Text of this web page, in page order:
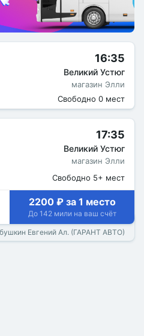
16:35
Великий Устюг
магазин Элли
Свободно 0 мест
17:35
Великий Устюг
магазин Элли
Свободно 5+ мест
2200 ₽ за 1 место
До 142 мили на ваш счёт
Евгений Ал. (ГАРАНТ АВТО)